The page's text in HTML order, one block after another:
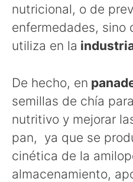
nutricional, o de
enfermedades, sino
utiliza en la
De hecho, en
semillas de chía
nutritivo y mejorar
pan, ya que se
cinética de la
almacenamiento,